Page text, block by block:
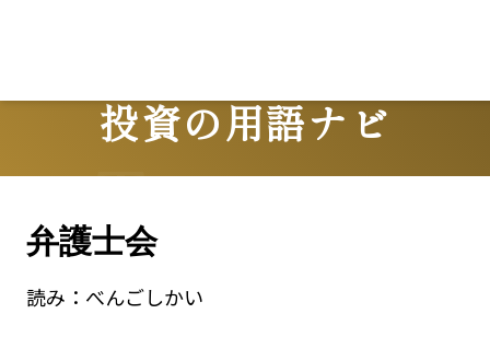
投資の用語ナビ
Terms
弁護士会
読み： べんごしかい